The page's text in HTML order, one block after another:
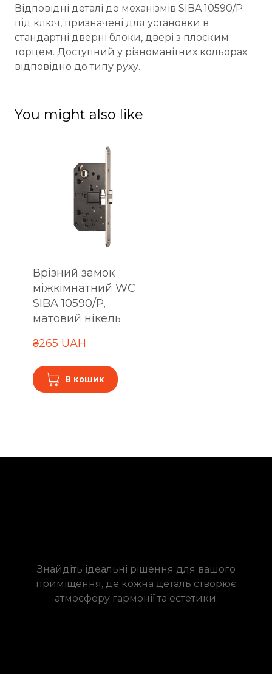
Відповідні деталі до механізмів SIBA 10590/P
під ключ, призначені для установки в
стандартні дверні блоки, двері з плоским
торцем. Доступний у різноманітних кольорах
відповідно до типу руху.
You might also like
Врізний замок
міжкімнатний WC
SIBA 10590/P,
матовий нікель
₴265 UAH
В кошик
Знайдіть ідеальні рішення для вашого
приміщення, де кожна деталь створює
атмосферу гармонії та естетики.